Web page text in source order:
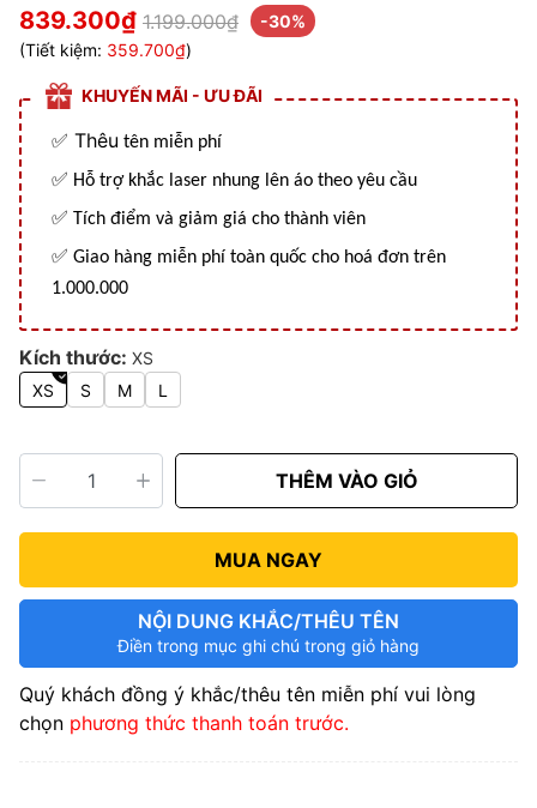
839.300₫ 1.199.000₫
-30%
(Tiết kiệm: 359.700₫)
KHUYẾN MÃI - ƯU ĐÃI
✅ Thêu tên miễn phí
✅ Hỗ trợ khắc laser nhung lên áo theo yêu cầu
✅ Tích điểm và giảm giá cho thành viên
✅ Giao hàng miễn phí toàn quốc cho hoá đơn trên
1.000.000
Kích thước: XS
XS
S M L
THÊM VÀO GIỎ
MUA NGAY
NỘI DUNG KHẮC/THÊU TÊN
Điền trong mục ghi chú trong giỏ hàng
Quý khách đồng ý khắc/thêu tên miễn phí vui lòng
chọn phương thức thanh toán trước.